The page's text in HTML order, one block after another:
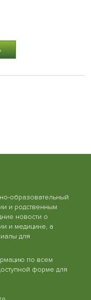
образовательный
и родственным
новости о
и медицине, а
для
по всем
форме для